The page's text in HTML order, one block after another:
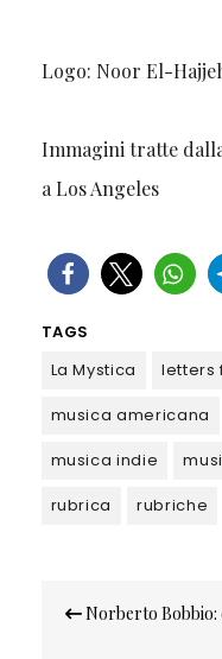
Logo: Noor El-
Immagini tratte
a Los Angeles
TAGS
La Mystica
letters
musica americana
musica indie
rubrica
rubriche
Navigazione
Norberto Bobbio: